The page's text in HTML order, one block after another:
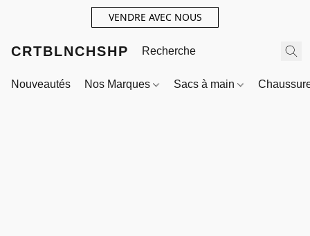
VENDRE AVEC NOUS
CRTBLNCHSHP
Nouveautés Nos Marques Sacs à main